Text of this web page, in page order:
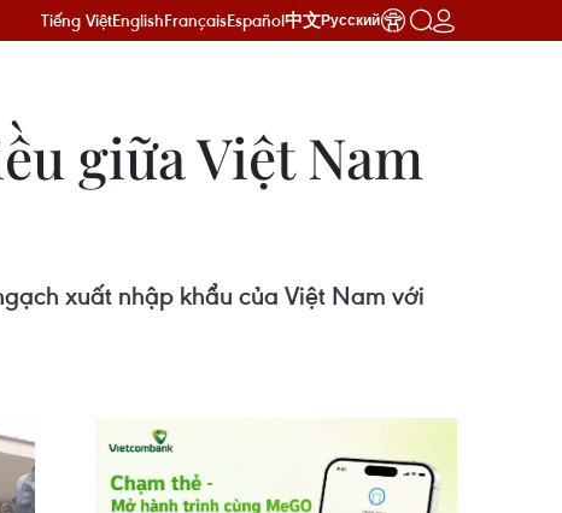
Tiếng ViệtEnglishFrançaisEspañol中文Русский
giữa Việt Nam
xuất nhập khẩu của Việt Nam với